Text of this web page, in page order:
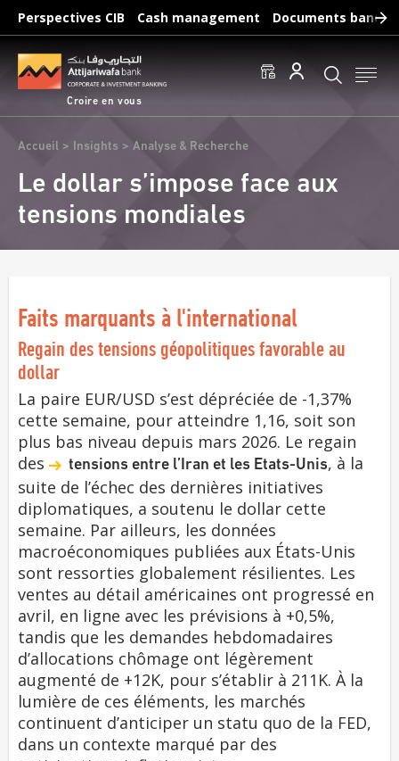
Aller
contenu
principal
Perspectives CIB Cash management Documents
Croire en vous
Fil
d'Ariane
Accueil Insights Analyse & Recherche
Le dollar s’impose face aux
tensions mondiales
Faits marquants à l'international
Regain des tensions géopolitiques favorable au
dollar
La paire EUR/USD s’est dépréciée de -1,37%
cette semaine, pour atteindre 1,16, soit son
plus bas niveau depuis mars 2026. Le regain
des
tensions entre l’Iran et les Etats-Unis, à la
suite de l’échec des dernières initiatives
diplomatiques, a soutenu le dollar cette
semaine. Par ailleurs, les données
macroéconomiques publiées aux États-Unis
sont ressorties globalement résilientes. Les
ventes au détail américaines ont progressé en
avril, en ligne avec les prévisions à +0,5%,
tandis que les demandes hebdomadaires
d’allocations chômage ont légèrement
augmenté de +12K, pour s’établir à 211K. À la
lumière de ces éléments, les marchés
continuent d’anticiper un statu quo de la FED,
dans un contexte marqué par des
Recherches fréquentes :
Accéder aux comptes Effectuer un virement
Éditer un RIB